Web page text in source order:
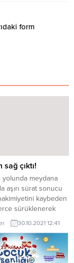
form
çıktı!
yolunda meydana
aşırı sürat sonucu
kaybeden
sürüklenerek
olduğu bölgede
ortasında
30.10.2021 12:41